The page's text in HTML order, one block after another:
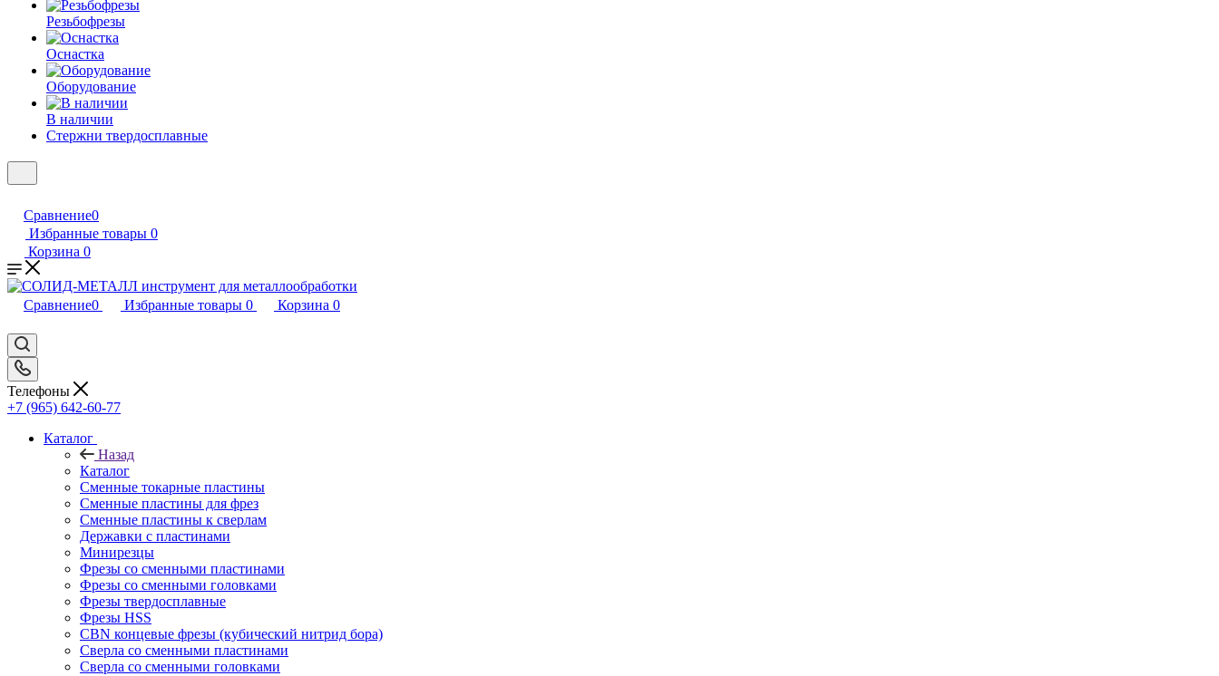
Резьбофрезы
Оснастка
Оборудование
В наличии
Стержни твердосплавные
Сравнение0
Избранные товары 0
Корзина 0
Сравнение0 Избранные товары 0 Корзина 0
Телефоны
+7 (965) 642-60-77
Каталог
Назад
Каталог
Сменные токарные пластины
Сменные пластины для фрез
Сменные пластины к сверлам
Державки с пластинами
Минирезцы
Фрезы со сменными пластинами
Фрезы со сменными головками
Фрезы твердосплавные
Фрезы HSS
CBN концевые фрезы (кубический нитрид бора)
Сверла со сменными пластинами
Сверла со сменными головками